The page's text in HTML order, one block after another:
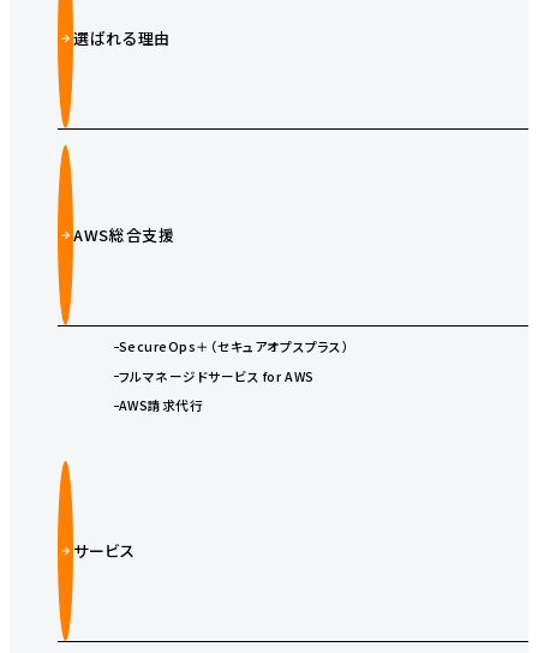
選ばれる理由
AWS総合支援
SecureOps＋（セキュアオプスプラス）
フルマネージドサービス for AWS
AWS請求代行
サービス